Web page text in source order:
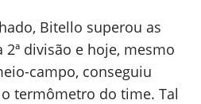
Bitello superou as
divisão e hoje, mesmo
campo, conseguiu
termômetro do time. Tal